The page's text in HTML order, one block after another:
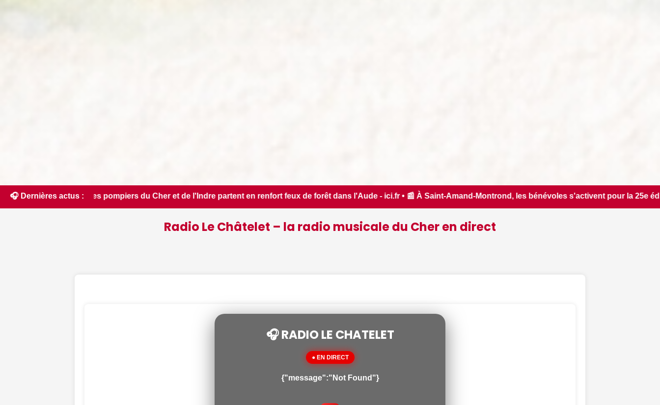
🎧 Dernières actus :
partent en renfort feux de forêt dans l'Aude - ici.fr • 📰 À Saint-Amand-Montrond, les bénévoles s'activent pour la 25e édition de la grande fête champêtre du canal, où
Radio Le Châtelet – la radio musicale du Cher en direct
🎧 RADIO LE CHATELET
● EN DIRECT
{"message":"Not Found"}